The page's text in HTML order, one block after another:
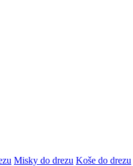
Misky do drezu Koše do drezu